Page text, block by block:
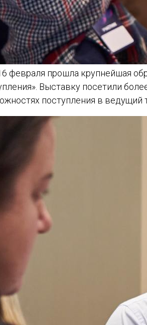
февраля прошла крупнейшая
Выставку посетили
поступления в ведущий